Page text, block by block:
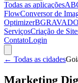
Todas as aplicações
FlowConversor de
Optimizer
ServiçosCriação de
ContatoLogin
← Todas as cidades
Marketing